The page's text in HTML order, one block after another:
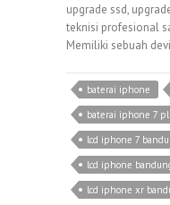
upgrade ssd,
teknisi profesional
Memiliki sebuah
baterai iphone
baterai iphone 7
lcd iphone 7
lcd iphone
lcd iphone xr